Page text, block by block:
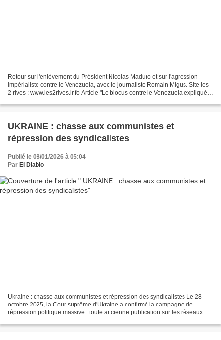
Retour sur l'enlèvement du Président Nicolas Maduro et sur l'agression
impérialiste contre le Venezuela, avec le journaliste Romain Migus. Site les
2 rives : www.les2rives.info Article "Le blocus contre le Venezuela expliqué à
explique-a-ma-fille/...
UKRAINE : chasse aux communistes et
répression des syndicalistes
Publié le 08/01/2026 à 05:04
Par El Diablo
Ukraine : chasse aux communistes et répression des syndicalistes Le 28
octobre 2025, la Cour suprême d'Ukraine a confirmé la campagne de
répression politique massive : toute ancienne publication sur les réseaux